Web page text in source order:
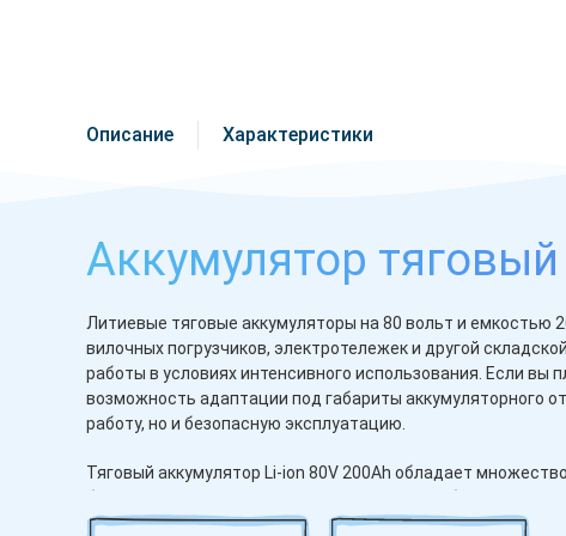
Описание Характеристики
Аккумулятор
Литиевые тяговые аккумуляторы на 80 вольт и
вилочных погрузчиков, электротележек и другой
работы в условиях интенсивного использования. Если вы
возможность адаптации под габариты аккумуляторного
работу, но и безопасную эксплуатацию.
Тяговый аккумулятор Li-ion 80V 200Ah обладает
значительно меньше времени для полной зарядки. Это